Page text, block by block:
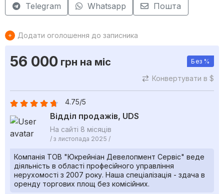
Telegram
Whatsapp Пошта
Додати оголошення до записника
56 000 грн на міс Без %
Конвертувати в $
4.75/5
Відділ продажів, UDS
На сайті 8 місяців
/ з листопада 2025 /
Компанія ТОВ "Юкрейніан Девелопмент Сервіс" веде
діяльність в області професійного управління
нерухомості з 2007 року. Наша спеціалізація - здача в
оренду торгових площ без комісійних.